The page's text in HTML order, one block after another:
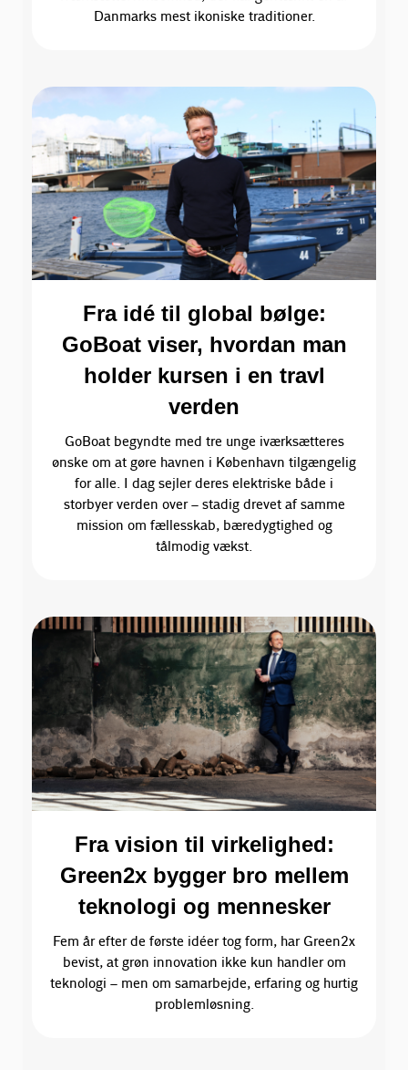
Danmarks mest ikoniske traditioner.
Fra idé til global bølge:
GoBoat viser, hvordan man
holder kursen i en travl
verden
GoBoat begyndte med tre unge iværksætteres
ønske om at gøre havnen i København tilgængelig
for alle. I dag sejler deres elektriske både i
storbyer verden over – stadig drevet af samme
mission om fællesskab, bæredygtighed og
tålmodig vækst.
Fra vision til virkelighed:
Green2x bygger bro mellem
teknologi og mennesker
Fem år efter de første idéer tog form, har Green2x
bevist, at grøn innovation ikke kun handler om
teknologi – men om samarbejde, erfaring og hurtig
problemløsning.